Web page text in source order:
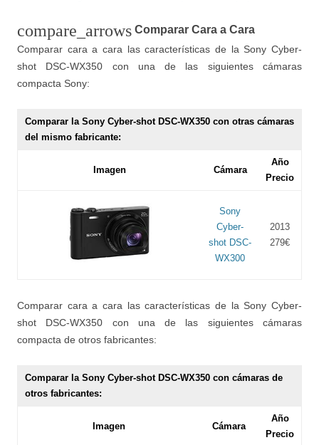
compare_arrows Comparar Cara a Cara
Comparar cara a cara las características de la Sony Cyber-
shot DSC-WX350 con una de las siguientes cámaras
compacta Sony:
Comparar la Sony Cyber-shot DSC-WX350 con otras cámaras
del mismo fabricante:
Imagen Cámara
Año
Precio
Sony
Cyber-
shot DSC-
WX300
2013
279€
Comparar cara a cara las características de la Sony Cyber-
shot DSC-WX350 con una de las siguientes cámaras
compacta de otros fabricantes:
Comparar la Sony Cyber-shot DSC-WX350 con cámaras de
otros fabricantes:
Imagen Cámara
Año
Precio